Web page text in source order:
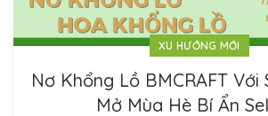
XU HƯỚNG MỚI
Nơ Khổng Lồ BMCRAFT Với
Mở Mùa Hè Bí Ẩn